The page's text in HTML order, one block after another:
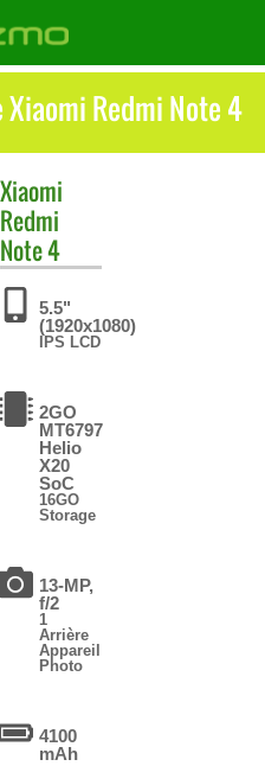
Redmi Note 4
Xiaomi
Redmi
Note 4
5.5"
(1920x1080)
IPS LCD
2GO
MT6797
Helio
X20
SoC
16GO
Storage
13-MP,
f/2
1
Arrière
Appareil
Photo
4100
mAh